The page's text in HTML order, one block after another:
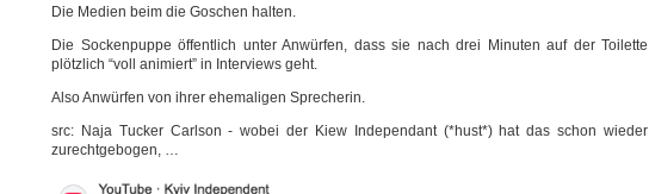
Die Medi­en beim die Goschen halten.
Die Socken­pup­pe öffent­lich unter Anwür­fen, dass sie nach drei Minu­ten auf der Toi­let­te
plötz­lich “voll ani­miert” in Inter­views geht.
Also Anwür­fen von ihrer ehe­ma­li­gen Sprecherin.
src: Naja Tucker Carl­son - wobei der Kiew Inde­pen­dant (*hust*) hat das schon wie­der
zurechtgebogen, …